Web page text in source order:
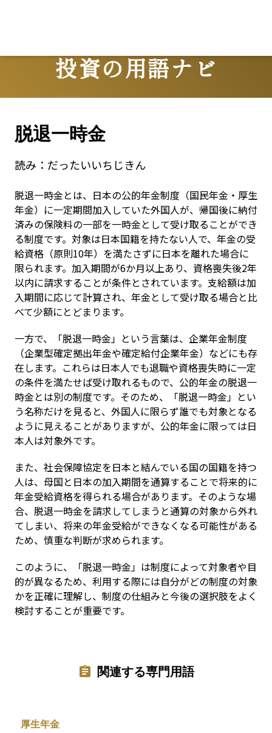
投資の用語ナビ
Terms
脱退一時金
読み： だったいいちじきん
脱退一時金とは、日本の公的年金制度（国民年金・厚生
年金）に一定期間加入していた外国人が、帰国後に納付
済みの保険料の一部を一時金として受け取ることができ
る制度です。対象は日本国籍を持たない人で、年金の受
給資格（原則10年）を満たさずに日本を離れた場合に
限られます。加入期間が6か月以上あり、資格喪失後2年
以内に請求することが条件とされています。支給額は加
入期間に応じて計算され、年金として受け取る場合と比
べて少額にとどまります。
一方で、「脱退一時金」という言葉は、企業年金制度
（企業型確定拠出年金や確定給付企業年金）などにも存
在します。これらは日本人でも退職や資格喪失時に一定
の条件を満たせば受け取れるもので、公的年金の脱退一
時金とは別の制度です。そのため、「脱退一時金」とい
う名称だけを見ると、外国人に限らず誰でも対象となる
ように見えることがありますが、公的年金に限っては日
本人は対象外です。
また、社会保障協定を日本と結んでいる国の国籍を持つ
人は、母国と日本の加入期間を通算することで将来的に
年金受給資格を得られる場合があります。そのような場
合、脱退一時金を請求してしまうと通算の対象から外れ
てしまい、将来の年金受給ができなくなる可能性がある
ため、慎重な判断が求められます。
このように、「脱退一時金」は制度によって対象者や目
的が異なるため、利用する際には自分がどの制度の対象
かを正確に理解し、制度の仕組みと今後の選択肢をよく
検討することが重要です。
関連する専門用語
厚生年金